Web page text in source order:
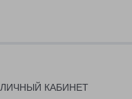
ЛИЧНЫЙ КАБИНЕТ